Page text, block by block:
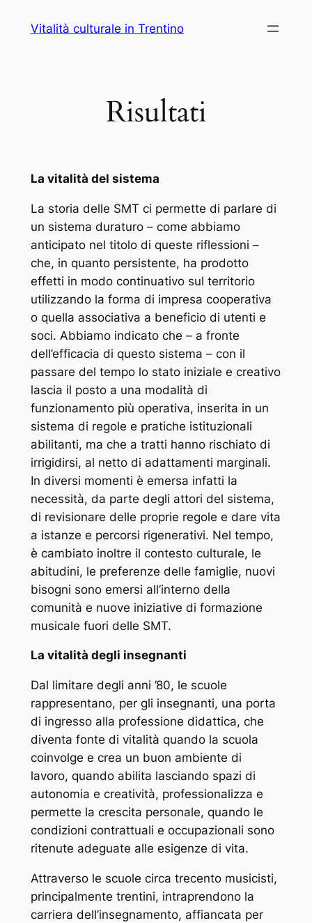
Vitalità culturale in Trentino
Risultati
La vitalità del sistema
La storia delle SMT ci permette di parlare di
un sistema duraturo – come abbiamo
anticipato nel titolo di queste riflessioni –
che, in quanto persistente, ha prodotto
effetti in modo continuativo sul territorio
utilizzando la forma di impresa cooperativa
o quella associativa a beneficio di utenti e
soci. Abbiamo indicato che – a fronte
dell’efficacia di questo sistema – con il
passare del tempo lo stato iniziale e creativo
lascia il posto a una modalità di
funzionamento più operativa, inserita in un
sistema di regole e pratiche istituzionali
abilitanti, ma che a tratti hanno rischiato di
irrigidirsi, al netto di adattamenti marginali.
In diversi momenti è emersa infatti la
necessità, da parte degli attori del sistema,
di revisionare delle proprie regole e dare vita
a istanze e percorsi rigenerativi. Nel tempo,
è cambiato inoltre il contesto culturale, le
abitudini, le preferenze delle famiglie, nuovi
bisogni sono emersi all’interno della
comunità e nuove iniziative di formazione
musicale fuori delle SMT.
La vitalità degli insegnanti
Dal limitare degli anni ’80, le scuole
rappresentano, per gli insegnanti, una porta
di ingresso alla professione didattica, che
diventa fonte di vitalità quando la scuola
coinvolge e crea un buon ambiente di
lavoro, quando abilita lasciando spazi di
autonomia e creatività, professionalizza e
permette la crescita personale, quando le
condizioni contrattuali e occupazionali sono
ritenute adeguate alle esigenze di vita.
Attraverso le scuole circa trecento musicisti,
principalmente trentini, intraprendono la
carriera dell’insegnamento, affiancata per